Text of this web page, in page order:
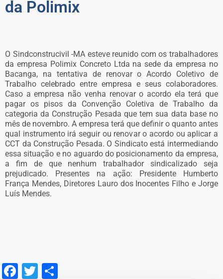
da Polimix
O Sindconstrucivil -MA esteve reunido com os trabalhadores
da empresa Polimix Concreto Ltda na sede da empresa no
Bacanga, na tentativa de renovar o Acordo Coletivo de
Trabalho celebrado entre empresa e seus colaboradores.
Caso a empresa não venha renovar o acordo ela terá que
pagar os pisos da Convenção Coletiva de Trabalho da
categoria da Construção Pesada que tem sua data base no
mês de novembro. A empresa terá que definir o quanto antes
qual instrumento irá seguir ou renovar o acordo ou aplicar a
CCT da Construção Pesada. O Sindicato está intermediando
essa situação e no aguardo do posicionamento da empresa,
a fim de que nenhum trabalhador sindicalizado seja
prejudicado. Presentes na ação: Presidente Humberto
França Mendes, Diretores Lauro dos Inocentes Filho e Jorge
Luís Mendes.
Facebook
Twitter